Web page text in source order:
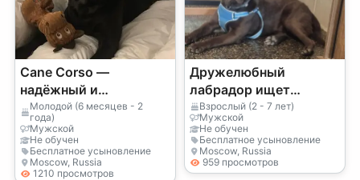
Cane Corso —
надёжный и
спокойный компаньон
Молодой (6 месяцев - 2
года)
Мужской
Не обучен
Бесплатное усыновление
Moscow, Russia
1210 просмотров
Дружелюбный
лабрадор ищет
активную семью
Взрослый (2 - 7 лет)
Мужской
Не обучен
Бесплатное усыновление
Moscow, Russia
959 просмотров